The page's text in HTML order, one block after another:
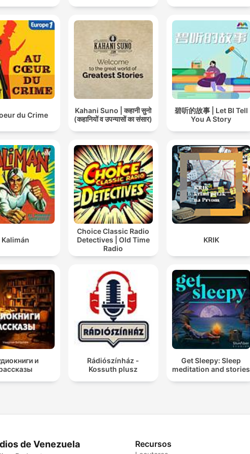
du Crime
Kahani Suno | कहानी सुनो
(कहानियों व उपन्यासों का संसार)
碧听的故事 | Let BI Tell
You A Story
Kalimán
Choice Classic Radio
Detectives | Old Time
Radio
KRIK
и
Rádiószínház -
Kossuth plusz
Get Sleepy: Sleep
meditation and stories
de Venezuela Recursos